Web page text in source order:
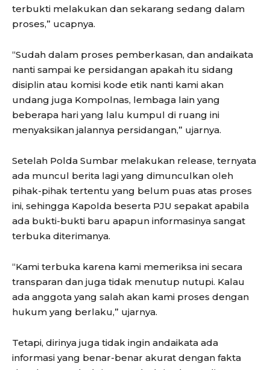
terbukti melakukan dan sekarang sedang dalam
proses,” ucapnya.
“Sudah dalam proses pemberkasan, dan andaikata
nanti sampai ke persidangan apakah itu sidang
disiplin atau komisi kode etik nanti kami akan
undang juga Kompolnas, lembaga lain yang
beberapa hari yang lalu kumpul di ruang ini
menyaksikan jalannya persidangan,” ujarnya.
Setelah Polda Sumbar melakukan release, ternyata
ada muncul berita lagi yang dimunculkan oleh
pihak-pihak tertentu yang belum puas atas proses
ini, sehingga Kapolda beserta PJU sepakat apabila
ada bukti-bukti baru apapun informasinya sangat
terbuka diterimanya.
“Kami terbuka karena kami memeriksa ini secara
transparan dan juga tidak menutup nutupi. Kalau
ada anggota yang salah akan kami proses dengan
hukum yang berlaku,” ujarnya.
Tetapi, dirinya juga tidak ingin andaikata ada
informasi yang benar-benar akurat dengan fakta